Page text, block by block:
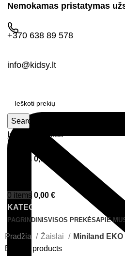
Nemokamas pristatymas
+370 638 89 578
info@kidsy.lt
Search
Įsimintos prekės
Prisijungimas
items 0,00
0 items 0,00 €
KATEGORIJOS
PAGRINDINISVISOS PREKĖSAPIE
Pradžia Žaislai
Miniland
Back to products